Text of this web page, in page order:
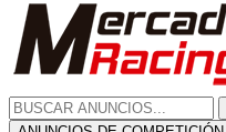
ANUNCIOS DE COMPETICIÓN